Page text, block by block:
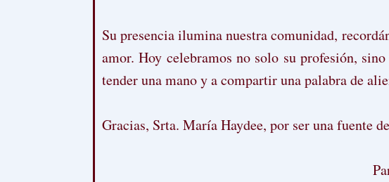
Su presencia ilumina nuestra comunidad,
amor. Hoy celebramos no solo su profesión,
tender una mano y a compartir una palabra de
Gracias, Srta. María Haydee, por ser una fuente